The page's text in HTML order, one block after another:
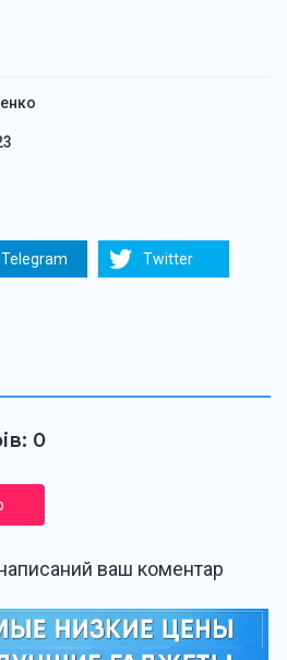
Telegram Twitter
0
ваш коментар